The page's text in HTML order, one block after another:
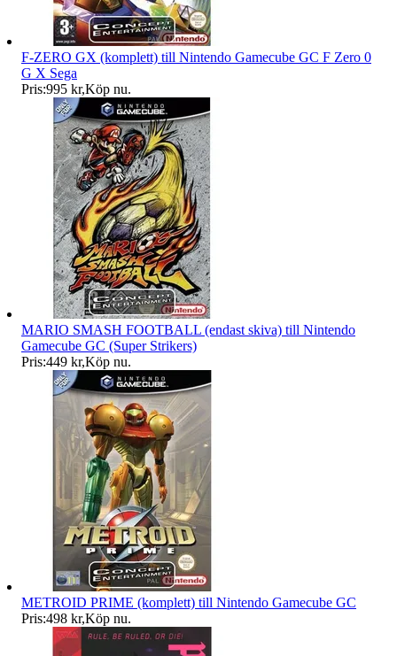
F-ZERO GX (komplett) till Nintendo Gamecube GC F Zero 0
G X Sega
Pris:995 kr,Köp nu.
MARIO SMASH FOOTBALL (endast skiva) till Nintendo
Gamecube GC (Super Strikers)
Pris:449 kr,Köp nu.
METROID PRIME (komplett) till Nintendo Gamecube GC
Pris:498 kr,Köp nu.